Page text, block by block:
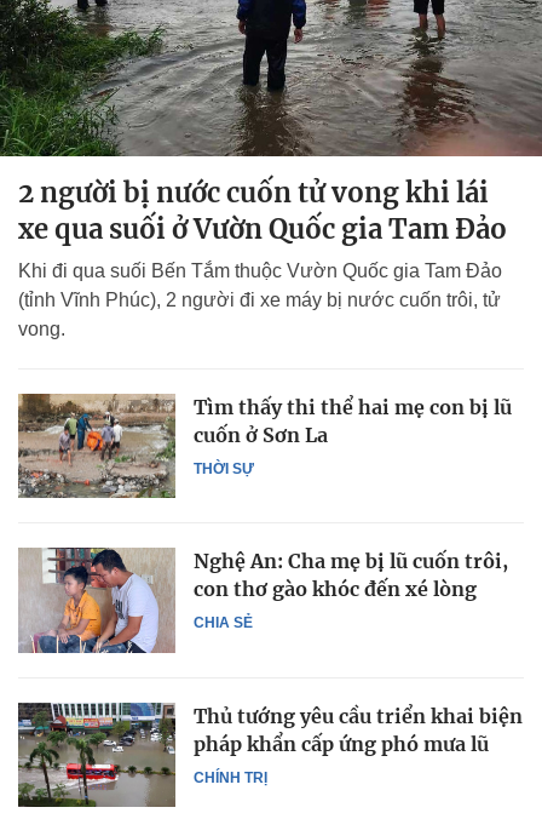
2 người bị nước cuốn tử vong khi lái
xe qua suối ở Vườn Quốc gia Tam Đảo
Khi đi qua suối Bến Tắm thuộc Vườn Quốc gia Tam Đảo
(tỉnh Vĩnh Phúc), 2 người đi xe máy bị nước cuốn trôi, tử
vong.
THỜI SỰ
Tìm thấy thi thể hai mẹ con bị lũ
cuốn ở Sơn La
CHIA SẺ
Nghệ An: Cha mẹ bị lũ cuốn trôi,
con thơ gào khóc đến xé lòng
CHÍNH TRỊ
Thủ tướng yêu cầu triển khai biện
pháp khẩn cấp ứng phó mưa lũ